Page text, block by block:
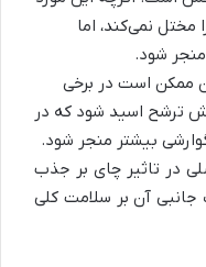
نمی‌کند، اما
منجر شود.
ممکن است در برخی
ترشح اسید شود که در
بیشتر منجر شود.
در تاثیر چای بر جذب
جانبی آن بر سلامت کلی